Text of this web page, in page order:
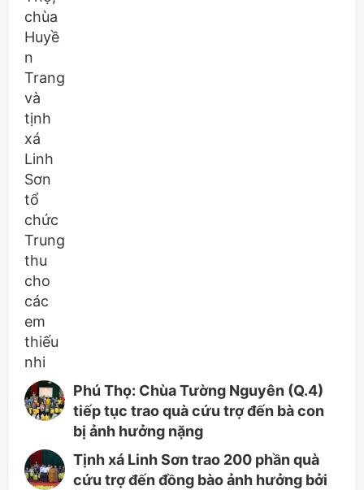
Phú Thọ: Chùa Tường Nguyên (Q.4)
tiếp tục trao quà cứu trợ đến bà con
bị ảnh hưởng nặng
Tịnh xá Linh Sơn trao 200 phần quà
cứu trợ đến đồng bào ảnh hưởng bởi